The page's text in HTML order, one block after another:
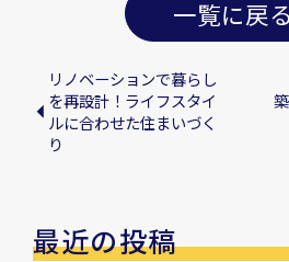
一覧に戻る
リノベーションで暮らし
を再設計！ライフスタイ
ルに合わせた住まいづく
り
最近の投稿